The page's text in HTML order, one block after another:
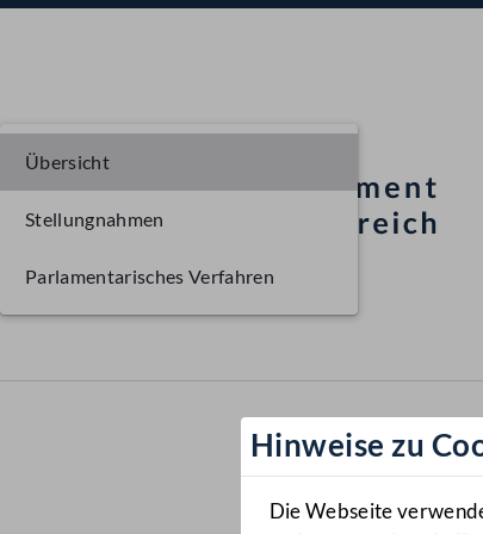
Hinweise zu
Die Webseite
Übersicht
Stellungnahmen
Parlamentarisches Verfahren